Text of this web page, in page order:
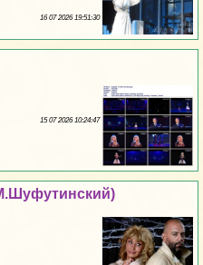
16 07 2026 19:51:30
15 07 2026 10:24:47